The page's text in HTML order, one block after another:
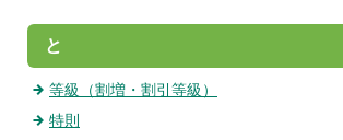
と
等級（割増・割引等級）
特則